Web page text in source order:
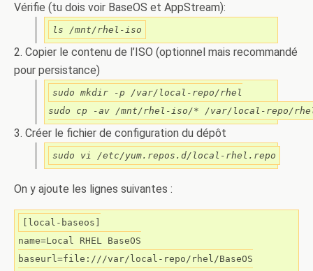
Vérifie (tu dois voir BaseOS et AppStream):
ls /mnt/rhel-iso
2. Copier le contenu de l’ISO (optionnel mais recommandé
pour persistance)
sudo mkdir -p /var/local-repo/rhel
sudo cp -av /mnt/rhel-iso/* /var/local-repo/
3. Créer le fichier de configuration du dépôt
sudo vi /etc/yum.repos.d/local-rhel.repo
On y ajoute les lignes suivantes :
[local-baseos]
name=Local RHEL BaseOS
baseurl=file:///var/local-repo/rhel/BaseOS